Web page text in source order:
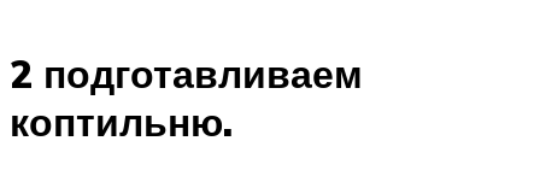
2 подготавливаем
коптильню.